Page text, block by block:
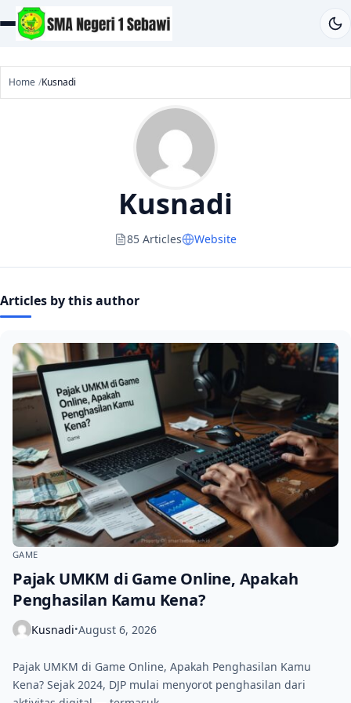
Home Kusnadi
Kusnadi
85 Articles Website
Articles by this author
GAME
Pajak UMKM di Game Online, Apakah
Penghasilan Kamu Kena?
Kusnadi•August 6, 2026
Pajak UMKM di Game Online, Apakah Penghasilan Kamu
Kena? Sejak 2024, DJP mulai menyorot penghasilan dari